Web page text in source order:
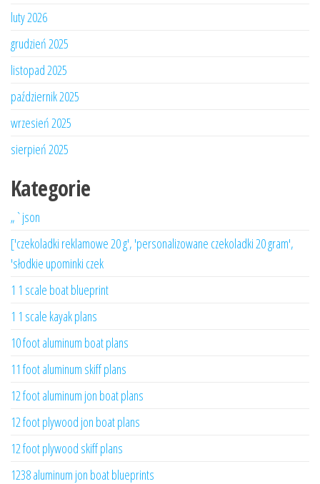
luty 2026
grudzień 2025
listopad 2025
październik 2025
wrzesień 2025
sierpień 2025
Kategorie
„`json
['czekoladki reklamowe 20 g', 'personalizowane czekoladki 20 gram',
'słodkie upominki czek
1 1 scale boat blueprint
1 1 scale kayak plans
10 foot aluminum boat plans
11 foot aluminum skiff plans
12 foot aluminum jon boat plans
12 foot plywood jon boat plans
12 foot plywood skiff plans
1238 aluminum jon boat blueprints